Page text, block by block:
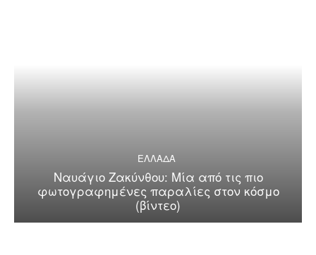
ΕΛΛΑΔΑ
Ναυάγιο Ζακύνθου: Μία από τις πιο
φωτογραφημένες παραλίες στον κόσμο
(βίντεο)